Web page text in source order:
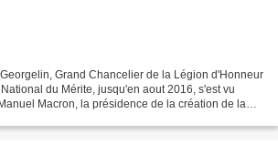
Grand Chancelier de la Légion d'Honneur
du Mérite, jusqu'en aout 2016, s'est vu
Macron, la présidence de la création de la